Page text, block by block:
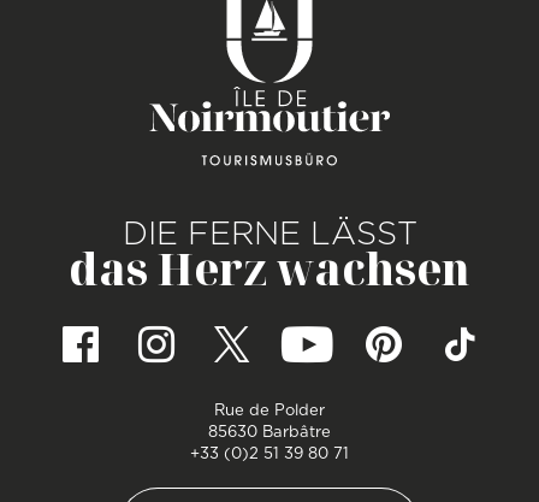
DIE FERNE LÄSST
das Herz wachsen
Rue de Polder
85630 Barbâtre
+33 (0)2 51 39 80 71